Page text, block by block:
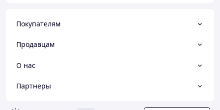
Покупателям
Продавцам
О нас
Партнеры